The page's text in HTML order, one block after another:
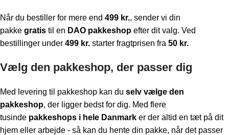
Når du bestiller for mere end 499 kr., sender vi din
pakke gratis til en DAO pakkeshop efter dit valg. Ved
bestillinger under 499 kr. starter fragtprisen fra 50 kr.
Vælg den pakkeshop, der passer dig
Med levering til pakkeshop kan du selv vælge den
pakkeshop, der ligger bedst for dig. Med flere
tusinde pakkeshops i hele Danmark er der altid en tæt på dit
hjem eller arbejde - så kan du hente din pakke, når det passer